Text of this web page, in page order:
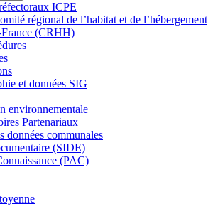
ICPE
régional de l’habitat et de l’hébergement
(CRHH)
et données SIG
environnementale
Partenariaux
données communales
(SIDE)
(PAC)